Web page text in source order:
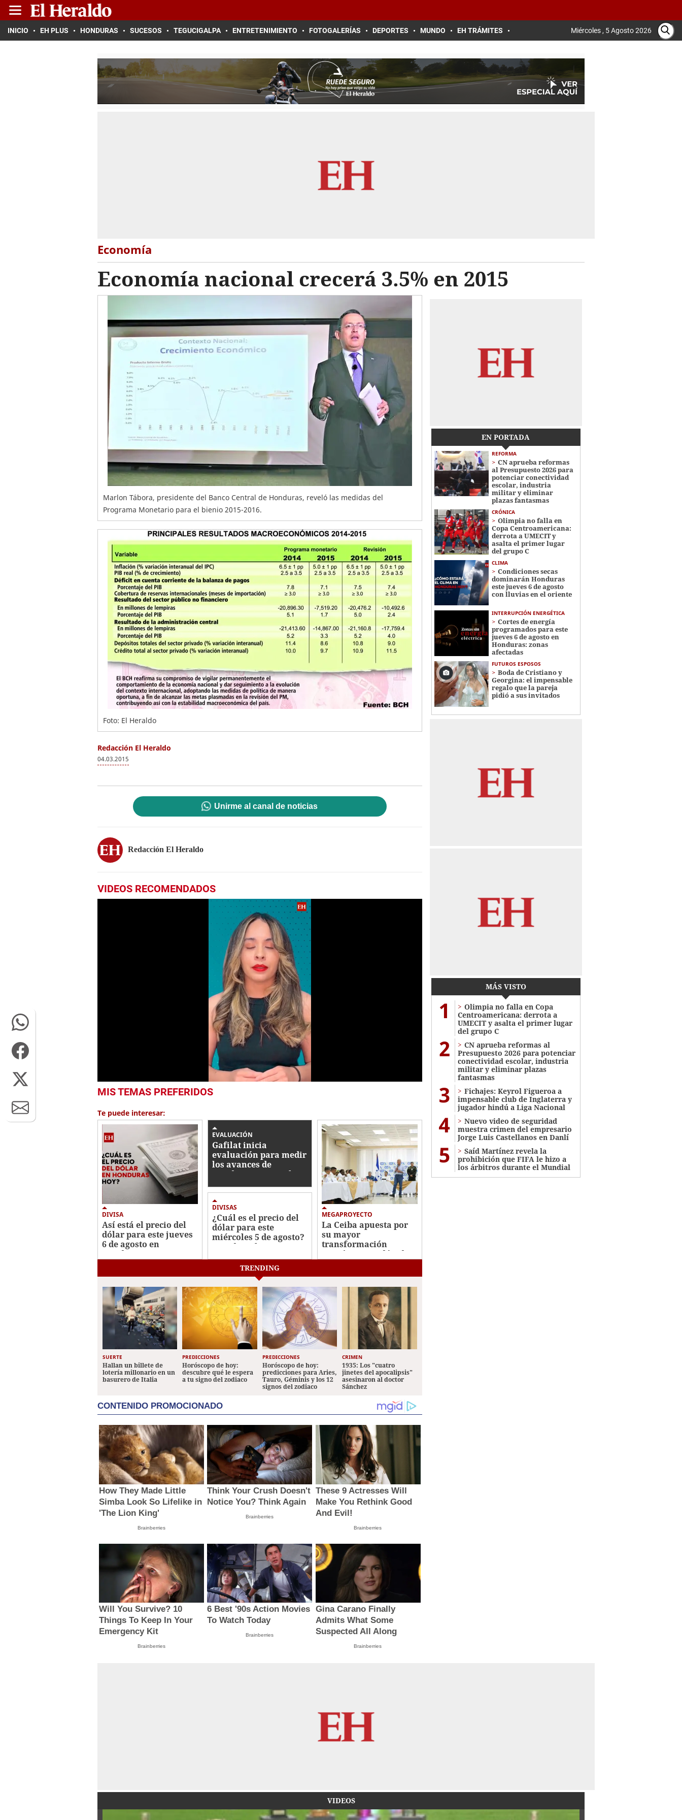
INICIO EH PLUS HONDURAS SUCESOS TEGUCIGALPA ENTRETENIMIENTO FOTOGALERÍAS DEPORTES MUNDO EH TRÁMITES Miércoles , 5 Agosto 2026
Economía
Economía nacional crecerá 3.5% en 2015
Marlon Tábora, presidente del Banco Central de Honduras, reveló las medidas del
Programa Monetario para el bienio 2015-2016.
Foto: El Heraldo
Redacción El Heraldo
04.03.2015
Unirme al canal de noticias
Redacción El Heraldo
VIDEOS RECOMENDADOS
seconds
1
minute,
11
seconds
0%
MIS TEMAS PREFERIDOS
Te puede interesar:
DIVISA
Así está el precio del
dólar para este jueves
6 de agosto en
Honduras
EVALUACIÓN
Gafilat inicia
evaluación para medir
los avances de
Honduras contra el
DIVISAS
¿Cuál es el precio del
dólar para este
miércoles 5 de agosto?
Esto dice el BCH
MEGAPROYECTO
La Ceiba apuesta por
su mayor
transformación
económica en décadas
EN PORTADA
REFORMA
CN aprueba reformas
al Presupuesto 2026 para
potenciar conectividad
escolar, industria
militar y eliminar
plazas fantasmas
CRÓNICA
Olimpia no falla en
Copa Centroamericana:
derrota a UMECIT y
asalta el primer lugar
del grupo C
CLIMA
Condiciones secas
dominarán Honduras
este jueves 6 de agosto
con lluvias en el oriente
INTERRUPCIÓN ENERGÉTICA
Cortes de energía
programados para este
jueves 6 de agosto en
Honduras: zonas
afectadas
FUTUROS ESPOSOS
Boda de Cristiano y
Georgina: el impensable
regalo que la pareja
pidió a sus invitados
MÁS VISTO
1
Olimpia no falla en Copa
Centroamericana: derrota a
UMECIT y asalta el primer lugar
del grupo C
2
CN aprueba reformas al
Presupuesto 2026 para potenciar
conectividad escolar, industria
militar y eliminar plazas
fantasmas
3
Fichajes: Keyrol Figueroa a
impensable club de Inglaterra y
jugador hindú a Liga Nacional
4
Nuevo video de seguridad
muestra crimen del empresario
Jorge Luis Castellanos en Danlí
5
Saíd Martínez revela la
prohibición que FIFA le hizo a
los árbitros durante el Mundial
TRENDING
SUERTE
Hallan un billete de
lotería millonario en un
basurero de Italia
PREDICCIONES
Horóscopo de hoy:
descubre qué le espera
a tu signo del zodiaco
PREDICCIONES
Horóscopo de hoy:
predicciones para Aries,
Tauro, Géminis y los 12
signos del zodiaco
CRIMEN
1935: Los "cuatro
jinetes del apocalipsis"
asesinaron al doctor
Sánchez
CONTENIDO PROMOCIONADO
How They Made Little
Simba Look So Lifelike in
'The Lion King'
Brainberries
Think Your Crush Doesn't
Notice You? Think Again
Brainberries
These 9 Actresses Will
Make You Rethink Good
And Evil!
Brainberries
Will You Survive? 10
Things To Keep In Your
Emergency Kit
Brainberries
6 Best '90s Action Movies
To Watch Today
Brainberries
Gina Carano Finally
Admits What Some
Suspected All Along
Brainberries
VIDEOS